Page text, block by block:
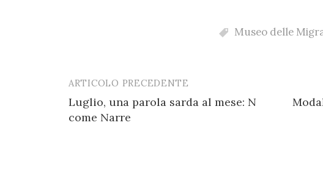
Museo delle
Post
navigation
ARTICOLO PRECEDENTE
Luglio, una parola sarda al mese: N
come Narre